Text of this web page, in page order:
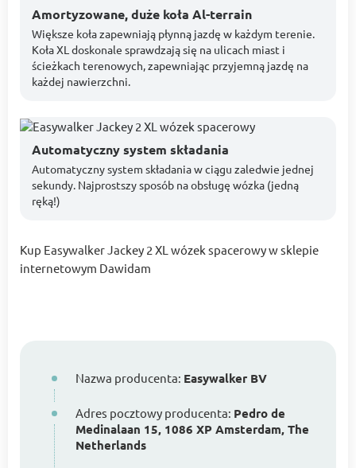
Amortyzowane, duże koła Al-terrain
Większe koła zapewniają płynną jazdę w każdym terenie.
Koła XL doskonale sprawdzają się na ulicach miast i
ścieżkach terenowych, zapewniając przyjemną jazdę na
każdej nawierzchni.
Automatyczny system składania
Automatyczny system składania w ciągu zaledwie jednej
sekundy. Najprostszy sposób na obsługę wózka (jedną
ręką!)
Kup Easywalker Jackey 2 XL wózek spacerowy w sklepie
internetowym Dawidam
Nazwa producenta: Easywalker BV
Adres pocztowy producenta: Pedro de
Medinalaan 15, 1086 XP Amsterdam, The
Netherlands